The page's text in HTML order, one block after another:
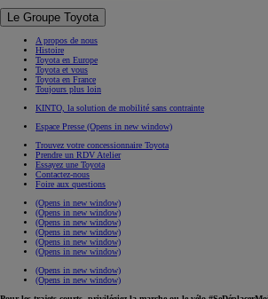
Le Groupe Toyota
A propos de nous
Histoire
Toyota en Europe
Toyota et vous
Toyota en France
Toujours plus loin
KINTO, la solution de mobilité sans contrainte
Espace Presse (Opens in new window)
Trouvez votre concessionnaire Toyota
Prendre un RDV Atelier
Essayez une Toyota
Contactez-nous
Foire aux questions
(Opens in new window)
(Opens in new window)
(Opens in new window)
(Opens in new window)
(Opens in new window)
(Opens in new window)
(Opens in new window)
(Opens in new window)